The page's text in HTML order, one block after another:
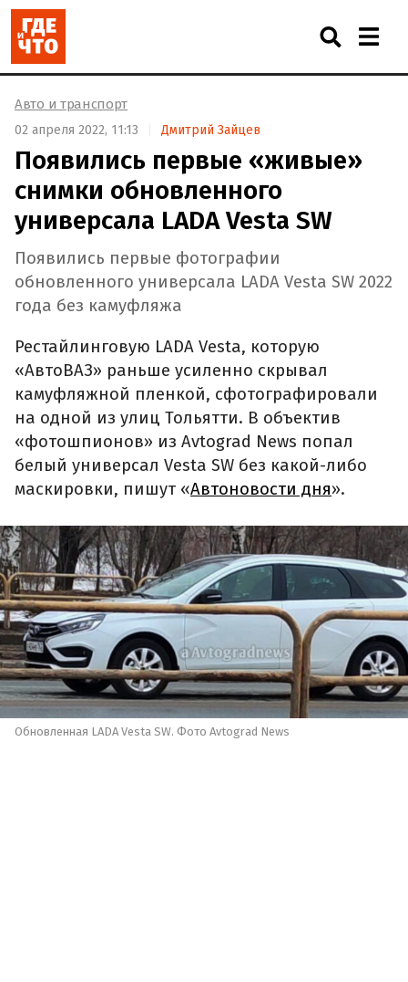
Авто и транспорт
02 апреля 2022, 11:13 Дмитрий Зайцев
Появились первые «живые»
снимки обновленного
универсала LADA Vesta SW
Появились первые фотографии
обновленного универсала LADA Vesta SW 2022
года без камуфляжа
Рестайлинговую LADA Vesta, которую
«АвтоВАЗ» раньше усиленно скрывал
камуфляжной пленкой, сфотографировали
на одной из улиц Тольятти. В объектив
«фотошпионов» из Avtograd News попал
белый универсал Vesta SW без какой-либо
маскировки, пишут «Автоновости дня».
Обновленная LADA Vesta SW. Фото Avtograd News